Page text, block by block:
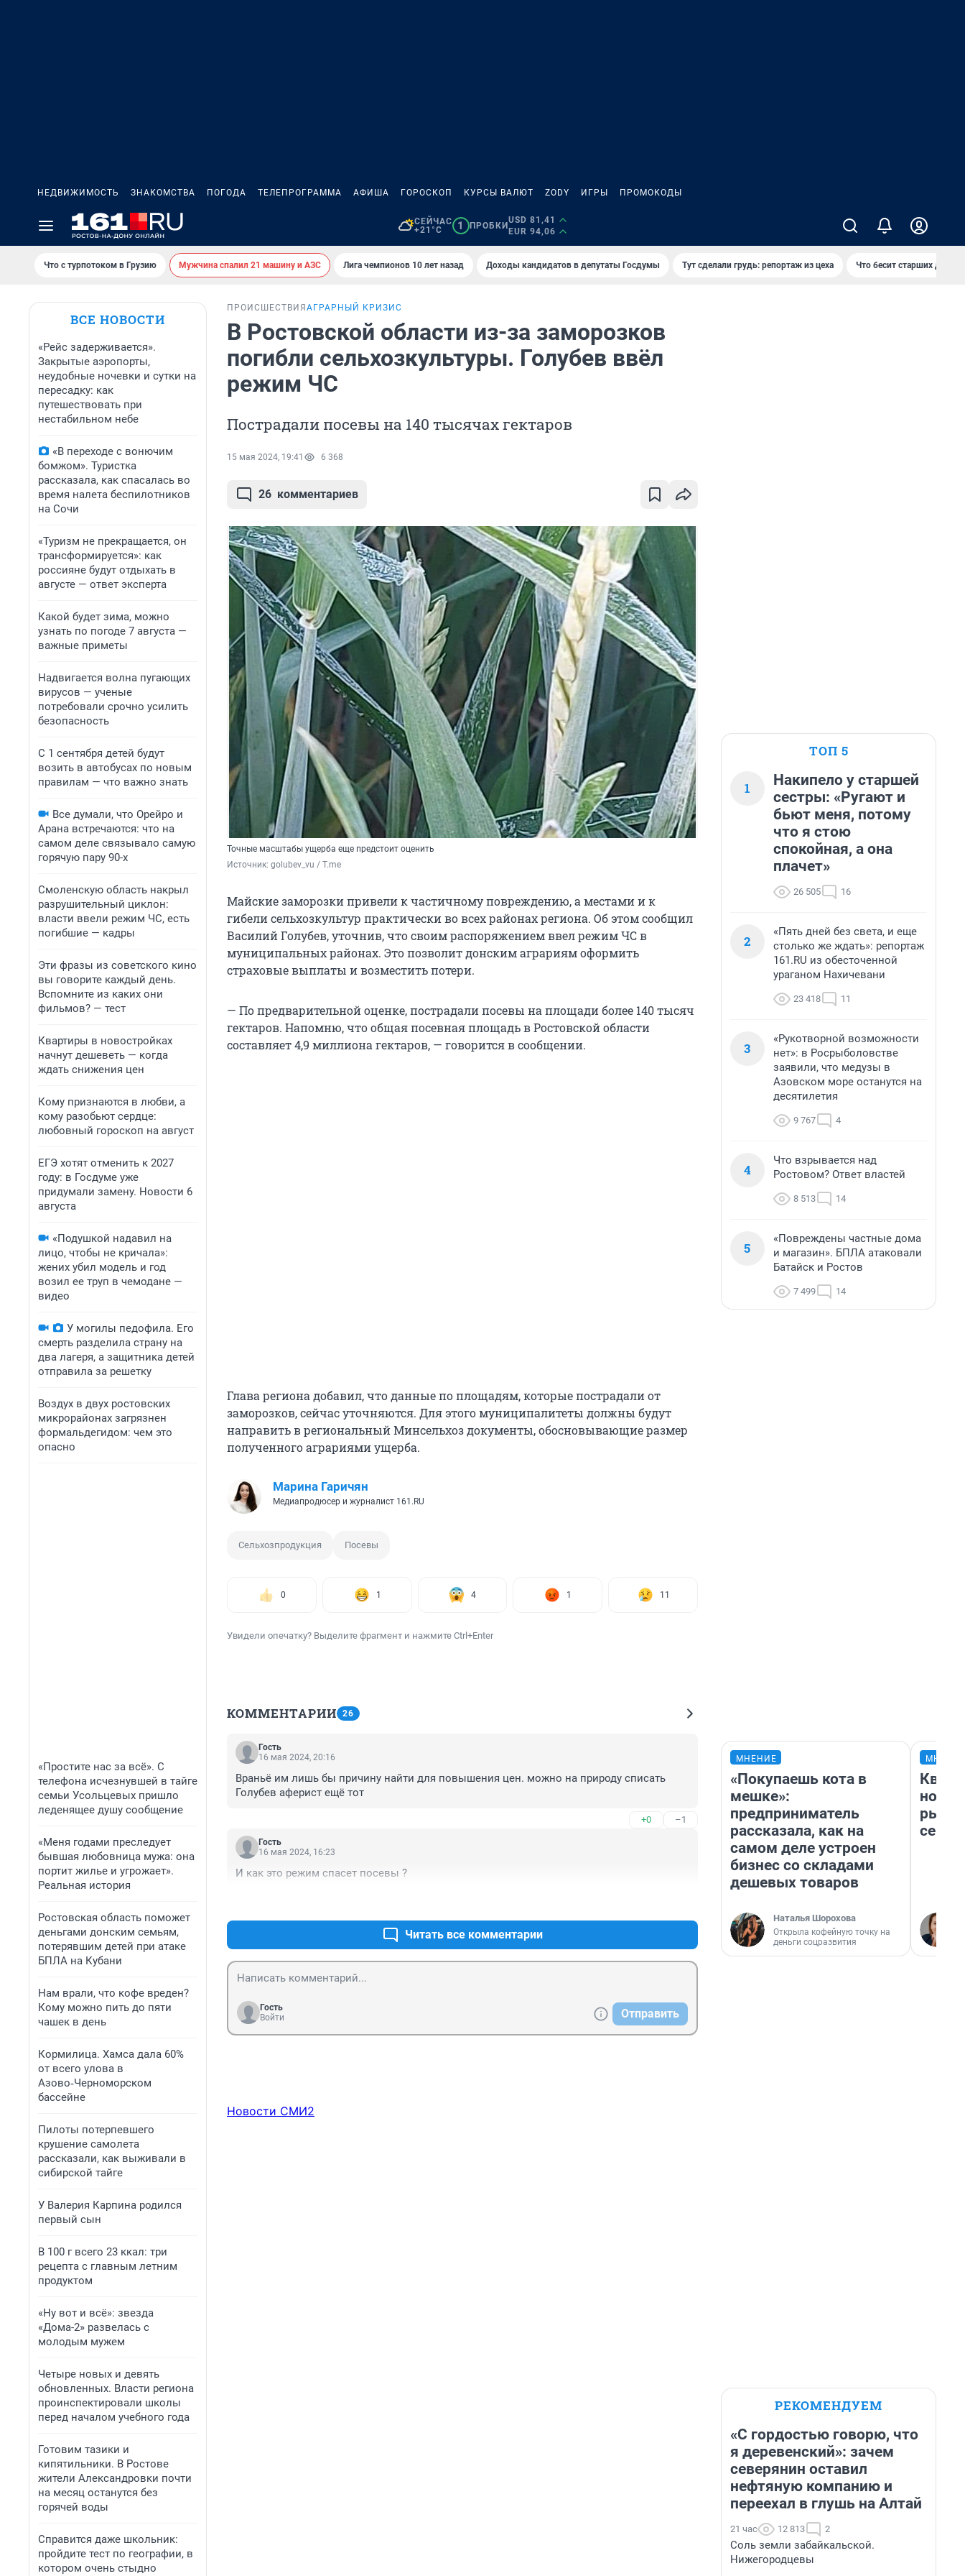
НЕДВИЖИМОСТЬ ЗНАКОМСТВА ПОГОДА ТЕЛЕПРОГРАММА АФИША ГОРОСКОП КУРСЫ ВАЛЮТ ZODY ИГРЫ ПРОМОКОДЫ
СЕЙЧАС
+21°C
1 ПРОБКИ
USD 81,41
EUR 94,06
Что с турпотоком в Грузию Мужчина спалил 21 машину и АЗС Лига чемпионов 10 лет назад Доходы кандидатов в депутаты Госдумы Тут сделали грудь: репортаж из цеха Что бесит старших детей
ВСЕ НОВОСТИ
«Рейс задерживается».
Закрытые аэропорты,
неудобные ночевки и сутки на
пересадку: как
путешествовать при
нестабильном небе
«В переходе с вонючим
бомжом». Туристка
рассказала, как спасалась во
время налета беспилотников
на Сочи
«Туризм не прекращается, он
трансформируется»: как
россияне будут отдыхать в
августе — ответ эксперта
Какой будет зима, можно
узнать по погоде 7 августа —
важные приметы
Надвигается волна пугающих
вирусов — ученые
потребовали срочно усилить
безопасность
С 1 сентября детей будут
возить в автобусах по новым
правилам — что важно знать
Все думали, что Орейро и
Арана встречаются: что на
самом деле связывало самую
горячую пару 90-х
Смоленскую область накрыл
разрушительный циклон:
власти ввели режим ЧС, есть
погибшие — кадры
Эти фразы из советского кино
вы говорите каждый день.
Вспомните из каких они
фильмов? — тест
Квартиры в новостройках
начнут дешеветь — когда
ждать снижения цен
Кому признаются в любви, а
кому разобьют сердце:
любовный гороскоп на август
ЕГЭ хотят отменить к 2027
году: в Госдуме уже
придумали замену. Новости 6
августа
«Подушкой надавил на
лицо, чтобы не кричала»:
жених убил модель и год
возил ее труп в чемодане —
видео
У могилы педофила. Его
смерть разделила страну на
два лагеря, а защитника детей
отправила за решетку
Воздух в двух ростовских
микрорайонах загрязнен
формальдегидом: чем это
опасно
«Простите нас за всё». С
телефона исчезнувшей в тайге
семьи Усольцевых пришло
леденящее душу сообщение
«Меня годами преследует
бывшая любовница мужа: она
портит жилье и угрожает».
Реальная история
Ростовская область поможет
деньгами донским семьям,
потерявшим детей при атаке
БПЛА на Кубани
Нам врали, что кофе вреден?
Кому можно пить до пяти
чашек в день
Кормилица. Хамса дала 60%
от всего улова в
Азово‑Черноморском
бассейне
Пилоты потерпевшего
крушение самолета
рассказали, как выживали в
сибирской тайге
У Валерия Карпина родился
первый сын
В 100 г всего 23 ккал: три
рецепта с главным летним
продуктом
«Ну вот и всё»: звезда
«Дома-2» развелась с
молодым мужем
Четыре новых и девять
обновленных. Власти региона
проинспектировали школы
перед началом учебного года
Готовим тазики и
кипятильники. В Ростове
жители Александровки почти
на месяц останутся без
горячей воды
Справится даже школьник:
пройдите тест по географии, в
котором очень стыдно
ПРОИСШЕСТВИЯ АГРАРНЫЙ КРИЗИС
В Ростовской области из-за заморозков
погибли сельхозкультуры. Голубев ввёл
режим ЧС
Пострадали посевы на 140 тысячах гектаров
15 мая 2024, 19:41 6 368
26 комментариев
Точные масштабы ущерба еще предстоит оценить
Источник: golubev_vu / T.me
Майские заморозки привели к частичному повреждению, а местами и к
гибели сельхозкультур практически во всех районах региона. Об этом сообщил
Василий Голубев, уточнив, что своим распоряжением ввел режим ЧС в
муниципальных районах. Это позволит донским аграриям оформить
страховые выплаты и возместить потери.
— По предварительной оценке, пострадали посевы на площади более 140 тысяч
гектаров. Напомню, что общая посевная площадь в Ростовской области
составляет 4,9 миллиона гектаров, — говорится в сообщении.
Глава региона добавил, что данные по площадям, которые пострадали от
заморозков, сейчас уточняются. Для этого муниципалитеты должны будут
направить в региональный Минсельхоз документы, обосновывающие размер
полученного аграриями ущерба.
Марина Гаричян
Медиапродюсер и журналист 161.RU
Сельхозпродукция Посевы
0 1 4 1 11
Увидели опечатку? Выделите фрагмент и нажмите Ctrl+Enter
КОММЕНТАРИИ 26
Гость
16 мая 2024, 20:16
Враньё им лишь бы причину найти для повышения цен. можно на природу списать
Голубев аферист ещё тот
+0 –1
Гость
16 мая 2024, 16:23
И как это режим спасет посевы ?
Читать все комментарии
Гость
Войти
Отправить
Новости СМИ2
ТОП 5
1
Накипело у старшей
сестры: «Ругают и
бьют меня, потому
что я стою
спокойная, а она
плачет»
26 505 16
2
«Пять дней без света, и еще
столько же ждать»: репортаж
161.RU из обесточенной
ураганом Нахичевани
23 418 11
3
«Рукотворной возможности
нет»: в Росрыболовстве
заявили, что медузы в
Азовском море останутся на
десятилетия
9 767 4
4
Что взрывается над
Ростовом? Ответ властей
8 513 14
5
«Повреждены частные дома
и магазин». БПЛА атаковали
Батайск и Ростов
7 499 14
МНЕНИЕ
«Покупаешь кота в
мешке»:
предприниматель
рассказала, как на
самом деле устроен
бизнес со складами
дешевых товаров
Наталья Шорохова
Открыла кофейную точку на
деньги соцразвития
но
РЕКОМЕНДУЕМ
«С гордостью говорю, что
я деревенский»: зачем
северянин оставил
нефтяную компанию и
переехал в глушь на Алтай
21 час 12 813 2
Соль земли забайкальской.
Нижегородцевы